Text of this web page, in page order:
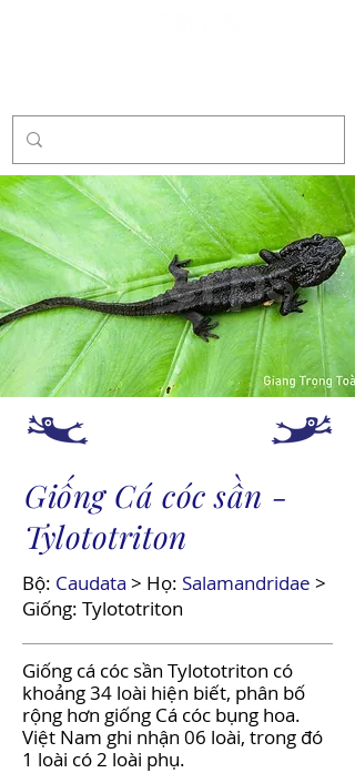
Giống Cá cóc sần -
Tylototriton
Bộ: Caudata > Họ: Salamandridae >
Giống: Tylototriton
Giống cá cóc sần Tylototriton có
khoảng 34 loài hiện biết, phân bố
rộng hơn giống Cá cóc bụng hoa.
Việt Nam ghi nhận 06 loài, trong đó
1 loài có 2 loài phụ.